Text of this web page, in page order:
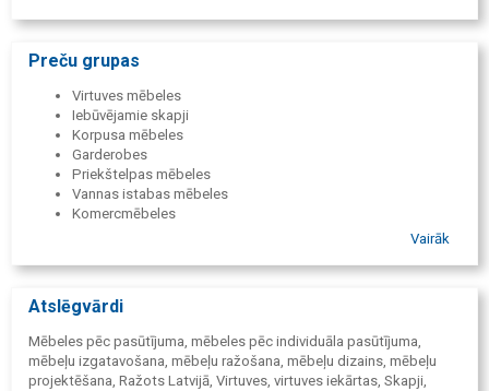
Preču grupas
Virtuves mēbeles
Iebūvējamie skapji
Korpusa mēbeles
Garderobes
Priekštelpas mēbeles
Vannas istabas mēbeles
Komercmēbeles
Vairāk
Atslēgvārdi
Mēbeles pēc pasūtījuma, mēbeles pēc individuāla pasūtījuma,
mēbeļu izgatavošana, mēbeļu ražošana, mēbeļu dizains, mēbeļu
projektēšana, Ražots Latvijā, Virtuves, virtuves iekārtas, Skapji,